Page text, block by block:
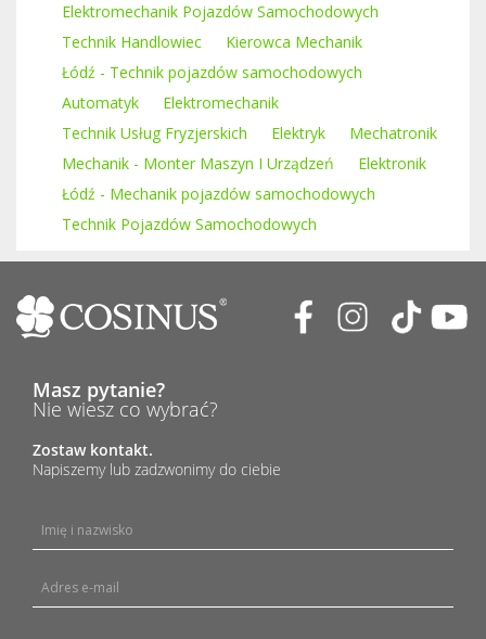
Elektromechanik Pojazdów Samochodowych
Technik Handlowiec
Kierowca Mechanik
Łódź - Technik pojazdów samochodowych
Automatyk
Elektromechanik
Technik Usług Fryzjerskich
Elektryk
Mechatronik
Mechanik - Monter Maszyn I Urządzeń
Elektronik
Łódź - Mechanik pojazdów samochodowych
Technik Pojazdów Samochodowych
Masz pytanie?
Nie wiesz co wybrać?
Zostaw kontakt.
Napiszemy lub zadzwonimy do ciebie